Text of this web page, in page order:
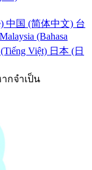
中国 (简体中文) 台
Malaysia (Bahasa
Việt) 日本 (日
กจำเป็น